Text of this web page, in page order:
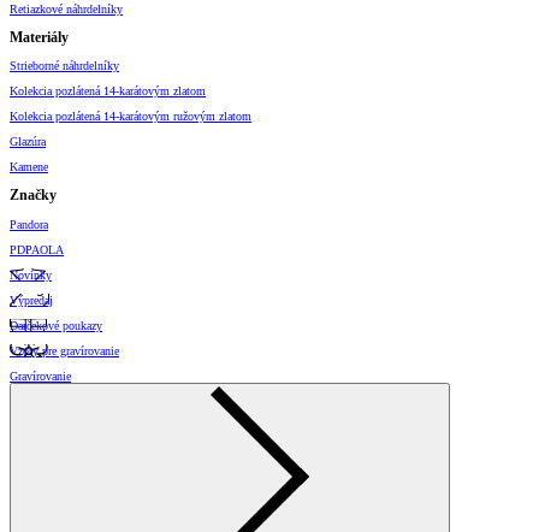
Retiazkové náhrdelníky
Materiály
Strieborné náhrdelníky
Kolekcia pozlátená 14-karátovým zlatom
Kolekcia pozlátená 14-karátovým ružovým zlatom
Glazúra
Kamene
Značky
Pandora
PDPAOLA
Novinky
Výpredaj
Darčekové poukazy
Vzory pre gravírovanie
Gravírovanie